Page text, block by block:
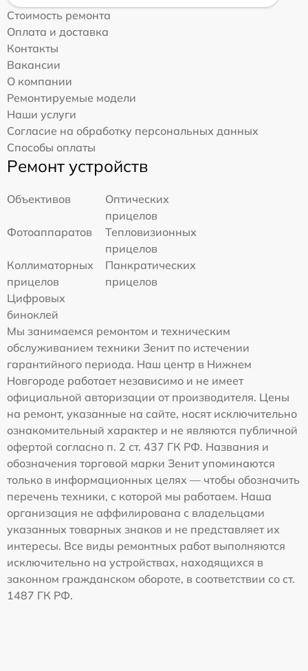
Стоимость ремонта
Оплата и доставка
Контакты
Вакансии
О компании
Ремонтируемые модели
Наши услуги
Согласие на обработку персональных данных
Способы оплаты
Ремонт устройств
Объективов
Оптических
прицелов
Фотоаппаратов
Тепловизионных
прицелов
Коллиматорных
прицелов
Панкратических
прицелов
Цифровых
биноклей
Мы занимаемся ремонтом и техническим
обслуживанием техники Зенит по истечении
гарантийного периода. Наш центр в Нижнем
Новгороде работает независимо и не имеет
официальной авторизации от производителя. Цены
на ремонт, указанные на сайте, носят исключительно
ознакомительный характер и не являются публичной
офертой согласно п. 2 ст. 437 ГК РФ. Названия и
обозначения торговой марки Зенит упоминаются
только в информационных целях — чтобы обозначить
перечень техники, с которой мы работаем. Наша
организация не аффилирована с владельцами
указанных товарных знаков и не представляет их
интересы. Все виды ремонтных работ выполняются
исключительно на устройствах, находящихся в
законном гражданском обороте, в соответствии со ст.
1487 ГК РФ.